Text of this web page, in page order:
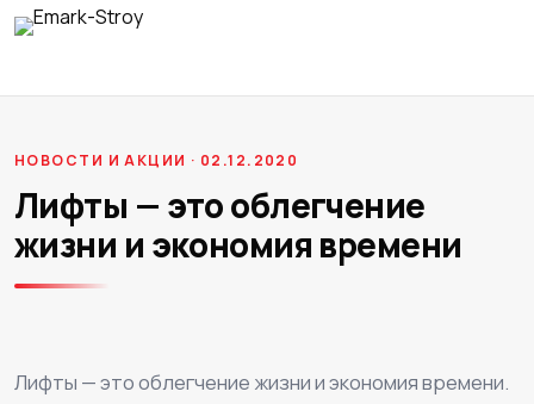
НОВОСТИ И АКЦИИ · 02.12.2020
Лифты — это облегчение
жизни и экономия времени
Лифты — это облегчение жизни и экономия времени.